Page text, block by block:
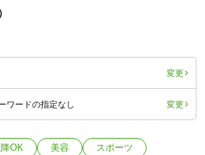
変更
ワードの指定なし 変更
OK 美容
スポーツ
を見た」